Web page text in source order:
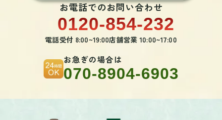
お電話でのお問い合わせ
0120-854-232
電話受付 8:00~19:00店舗営業 10:00~17:00
お急ぎの場合は
070-8904-6903